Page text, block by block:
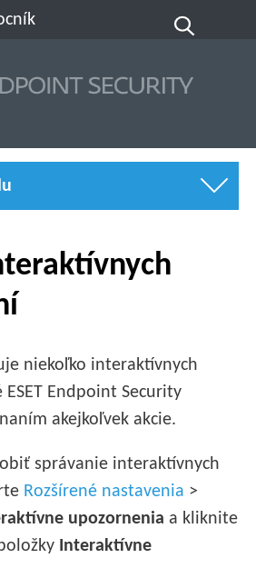
niekoľko interaktívnych
Endpoint Security
akejkoľvek akcie.
správanie interaktívnych
Rozšírené nastavenia >
upozornenia a kliknite
Interaktívne